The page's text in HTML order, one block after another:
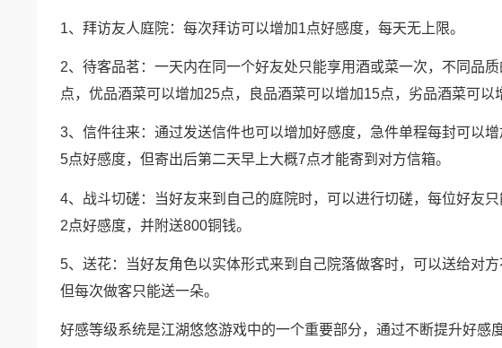
1、拜访友人庭院：每次拜访可以增加1点好感度，每天无上限。
2、待客品茗：一天内在同一个好友处只能享用酒或菜一次，不同品
点，优品酒菜可以增加25点，良品酒菜可以增加15点，劣品酒菜可
3、信件往来：通过发送信件也可以增加好感度，急件单程每封可以
5点好感度，但寄出后第二天早上大概7点才能寄到对方信箱。
4、战斗切磋：当好友来到自己的庭院时，可以进行切磋，每位好友
2点好感度，并附送800铜钱。
5、送花：当好友角色以实体形式来到自己院落做客时，可以送给对
但每次做客只能送一朵。
好感等级系统是江湖悠悠游戏中的一个重要部分，通过不断提升好